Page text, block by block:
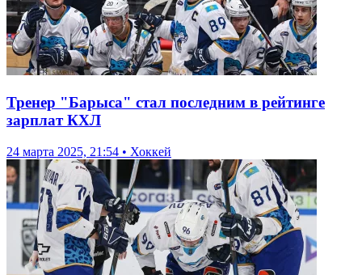
Тренер "Барыса" стал последним в рейтинге
зарплат КХЛ
24 марта 2025, 21:54 • Хоккей